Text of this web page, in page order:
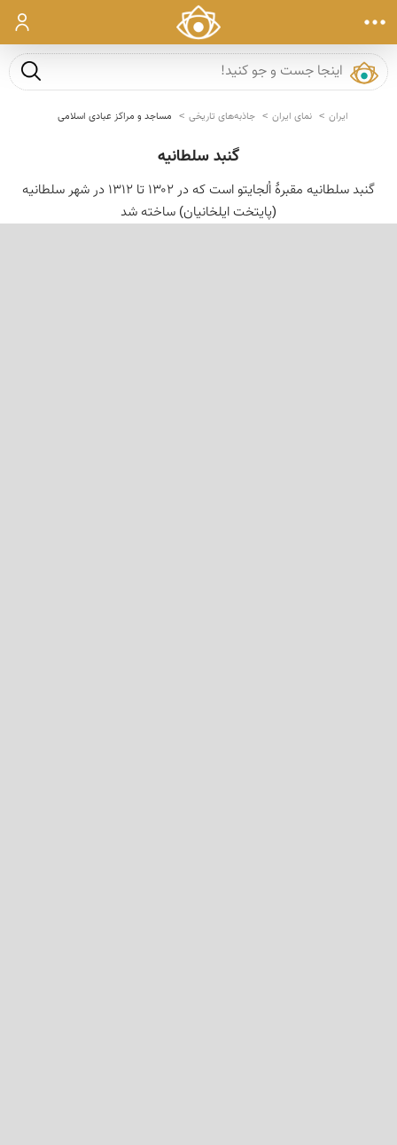
ورود
جست و
ایران نمای ایران جاذبه‌های تاریخی مساجد و مراکز عبادی اسلامی
گنبد سلطانیه
گنبد سلطانیه مقبرهٔ اُلجایتو است که در ۱۳۰۲ تا ۱۳۱۲ در شهر سلطانیه
(پایتخت ایلخانیان) ساخته شد